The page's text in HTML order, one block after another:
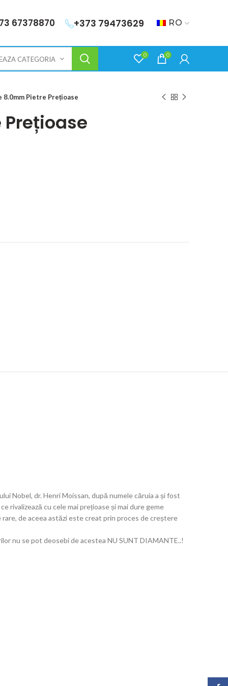
67378870 +373 79473629 RO
CATEGORIA
0 0
8.0mm Pietre Prețioase
Nobel, dr. Henri Moissan, după numele căruia a și fost
rivalizează cu cele mai prețioase și mai dure geme
de aceea astăzi este creat prin proces de creștere
nu se pot deosebi de acestea NU SUNT DIAMANTE..!